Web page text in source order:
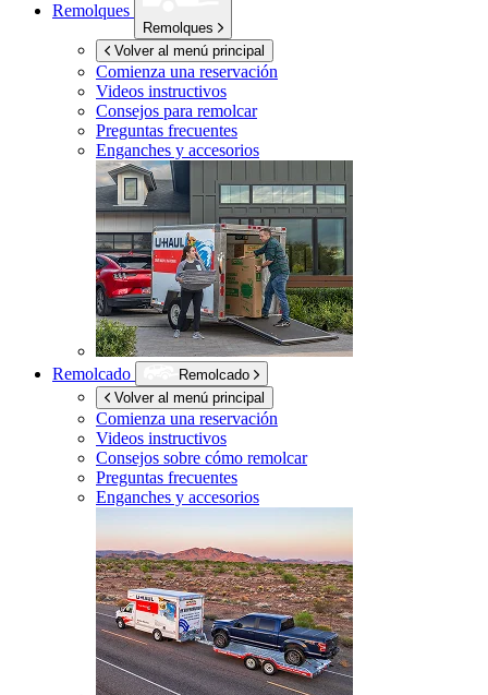
Remolques
Remolques
Volver al menú principal
Comienza una reservación
Videos instructivos
Consejos para remolcar
Preguntas frecuentes
Enganches y accesorios
Remolcado
Remolcado
Volver al menú principal
Comienza una reservación
Videos instructivos
Consejos sobre cómo remolcar
Preguntas frecuentes
Enganches y accesorios